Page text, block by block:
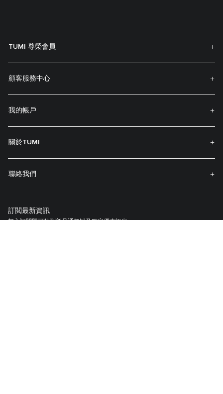
TUMI 尊榮會員
顧客服務中心
我的帳戶
關於TUMI
聯絡我們
訂閲最新資訊
加入訂閱即可收到新品通知以及獨家優惠訊息。